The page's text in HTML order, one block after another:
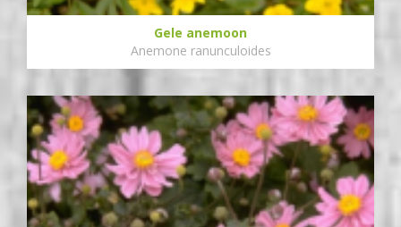
Gele anemoon
Anemone ranunculoides